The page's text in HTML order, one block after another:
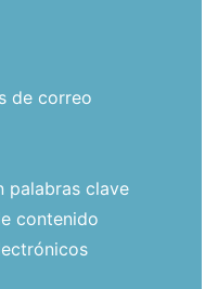
de correo
palabras clave
contenido